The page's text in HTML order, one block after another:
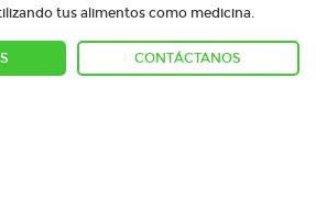
tus alimentos como medicina.
CONTÁCTANOS